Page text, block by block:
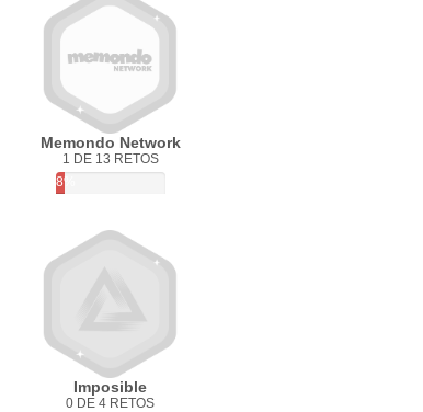
Memondo Network
1 DE 13 RETOS
8%
Imposible
0 DE 4 RETOS